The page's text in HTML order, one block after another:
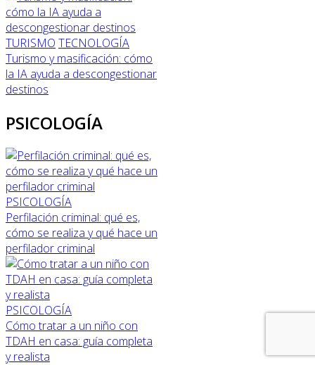
TURISMO TECNOLOGÍA
Turismo y masificación: cómo
la IA ayuda a descongestionar
destinos
PSICOLOGÍA
PSICOLOGÍA
Perfilación criminal: qué es,
cómo se realiza y qué hace un
perfilador criminal
PSICOLOGÍA
Cómo tratar a un niño con
TDAH en casa: guía completa
y realista